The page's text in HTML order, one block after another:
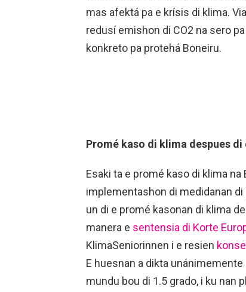
mas afektá pa e krísis di klima.
redusí emishon di CO2 na sero
konkreto pa protehá Boneiru.
Promé kaso di klima despues
Esaki ta e promé kaso di klima
implementashon di medidanan
un di e promé kasonan di klima
manera e sentensia di Korte
KlimaSeniorinnen i e resien
E huesnan a dikta
mundu bou di 1.5 grado, i ku nan